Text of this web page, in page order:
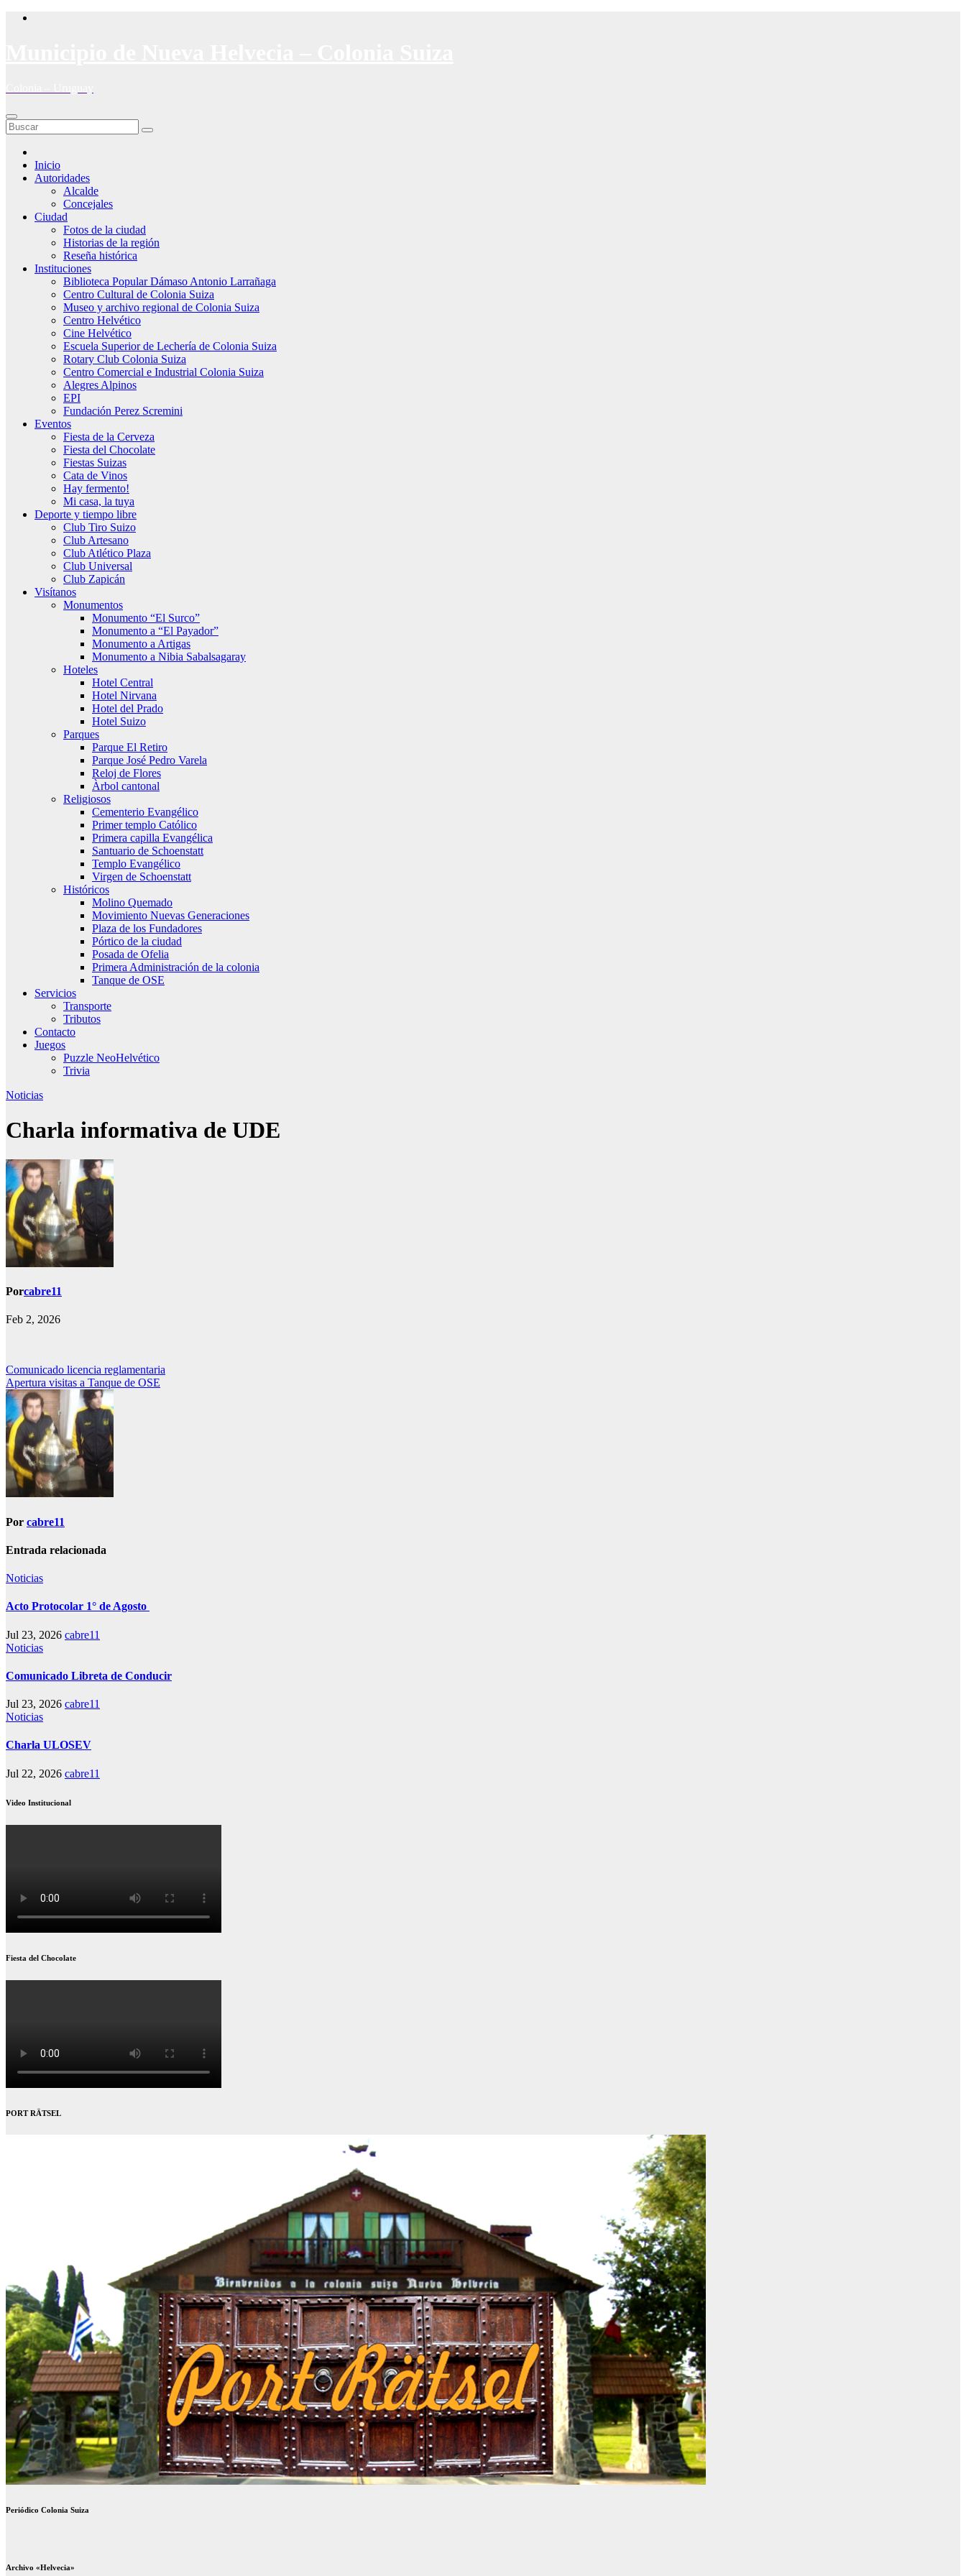
Saltar
Inicio
Autoridades
Alcalde
Concejales
Ciudad
Fotos de la ciudad
Historias de la región
Reseña histórica
Instituciones
Biblioteca Popular Dámaso Antonio Larrañaga
Centro Cultural de Colonia Suiza
Museo y archivo regional de Colonia Suiza
Centro Helvético
Cine Helvético
Escuela Superior de Lechería de Colonia Suiza
Rotary Club Colonia Suiza
Centro Comercial e Industrial Colonia Suiza
Alegres Alpinos
EPI
Fundación Perez Scremini
Eventos
Fiesta de la Cerveza
Fiesta del Chocolate
Fiestas Suizas
Cata de Vinos
Hay fermento!
Mi casa, la tuya
Deporte y tiempo libre
Club Tiro Suizo
Club Artesano
Club Atlético Plaza
Club Universal
Club Zapicán
Visítanos
Monumentos
Monumento “El Surco”
Monumento a “El Payador”
Monumento a Artigas
Monumento a Nibia Sabalsagaray
Hoteles
Hotel Central
Hotel Nirvana
Hotel del Prado
Hotel Suizo
Parques
Parque El Retiro
Parque José Pedro Varela
Reloj de Flores
Àrbol cantonal
Religiosos
Cementerio Evangélico
Primer templo Católico
Primera capilla Evangélica
Santuario de Schoenstatt
Templo Evangélico
Virgen de Schoenstatt
Históricos
Molino Quemado
Movimiento Nuevas Generaciones
Plaza de los Fundadores
Pórtico de la ciudad
Posada de Ofelia
Primera Administración de la colonia
Tanque de OSE
Servicios
Transporte
Tributos
Contacto
Juegos
Puzzle NeoHelvético
Trivia
Noticias
Charla informativa de UDE
Porcabre11
Feb 2, 2026
Navegación
de
entradas
Comunicado licencia reglamentaria
Apertura visitas a Tanque de OSE
Por cabre11
Entrada relacionada
Noticias
Acto Protocolar 1° de Agosto
Jul 23, 2026 cabre11
Noticias
Comunicado Libreta de Conducir
Jul 23, 2026 cabre11
Noticias
Charla ULOSEV
Jul 22, 2026 cabre11
Video Institucional
Fiesta del Chocolate
PORT RÄTSEL
Periódico Colonia Suiza
Archivo «Helvecia»